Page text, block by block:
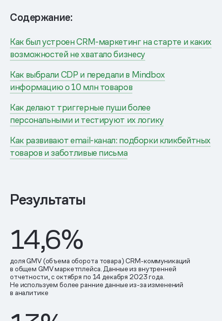
Содержание:
Как был устроен CRM-маркетинг на старте и каких
возможностей не хватало бизнесу
Как выбрали CDP и передали в Mindbox
информацию о 10 млн товаров
Как делают триггерные пуши более
персональными и тестируют их логику
Как развивают email-канал: подборки кликбейтных
товаров и заботливые письма
Результаты
14,6%
доля GMV (объема оборота товара) CRM-коммуникаций
в общем GMV маркетплейса. Данные из внутренней
отчетности, с октября по 14 декабря 2023 года.
Не используем более ранние данные из-за изменений
в аналитике